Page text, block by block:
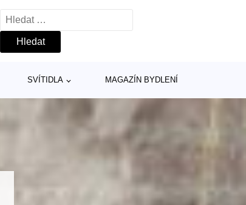
Vyhledávání
SVÍTIDLA MAGAZÍN BYDLENÍ